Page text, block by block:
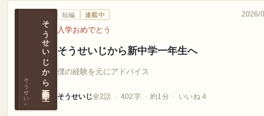
そうせいじから新中学一年生へ
そうせいじ
短編 連載中 2026/
入学おめでとう
そうせいじから新中学一年生へ
僕の経験を元にアドバイス
そうせいじ全2話 402字 約1分 いいね 4